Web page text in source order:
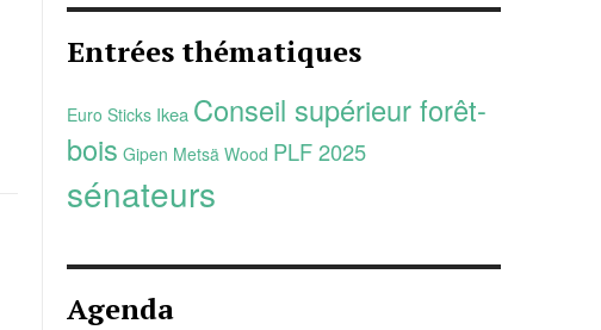
Entrées thématiques
Euro Sticks Ikea Conseil supérieur forêt-
bois Gipen Metsä Wood PLF 2025
sénateurs
Agenda